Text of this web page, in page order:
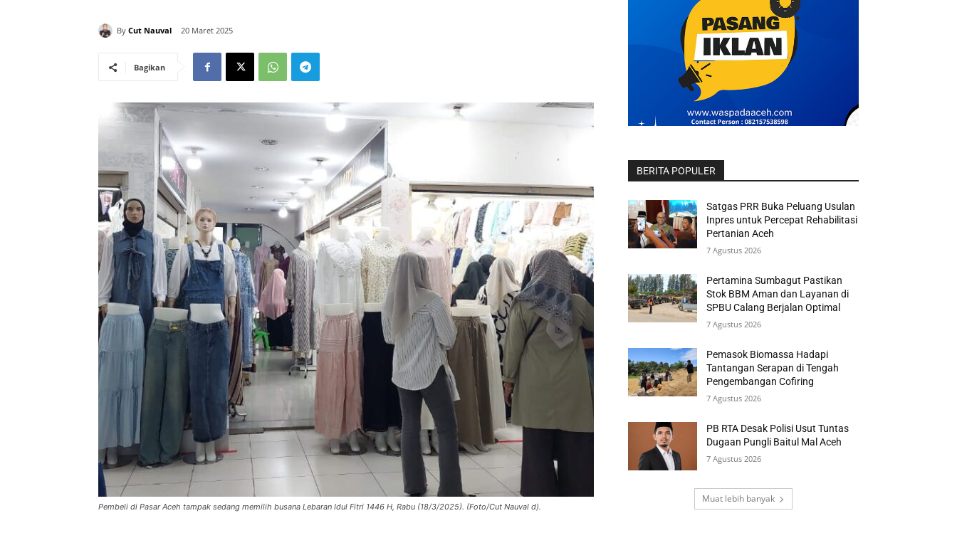
By Cut Nauval 20 Maret 2025
Bagikan
Pembeli di Pasar Aceh tampak sedang memilih busana Lebaran Idul Fitri 1446 H, Rabu (18/3/2025). (Foto/Cut Nauval d).
BERITA POPULER
Satgas PRR Buka Peluang Usulan
Inpres untuk Percepat Rehabilitasi
Pertanian Aceh
7 Agustus 2026
Pertamina Sumbagut Pastikan
Stok BBM Aman dan Layanan di
SPBU Calang Berjalan Optimal
7 Agustus 2026
Pemasok Biomassa Hadapi
Tantangan Serapan di Tengah
Pengembangan Cofiring
7 Agustus 2026
PB RTA Desak Polisi Usut Tuntas
Dugaan Pungli Baitul Mal Aceh
7 Agustus 2026
Muat lebih banyak